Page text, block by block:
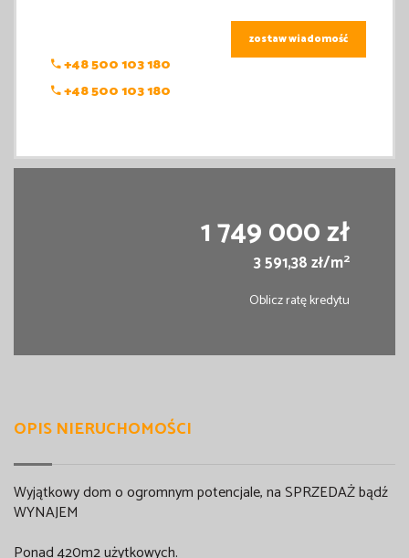
+48 500 103 180
+48 500 103 180
zostaw wiadomość
1 749 000 zł
3 591,38 zł/m2
Oblicz ratę kredytu
OPIS NIERUCHOMOŚCI
Wyjątkowy dom o ogromnym potencjale, na SPRZEDAŻ bądź
WYNAJEM
Ponad 420m2 użytkowych.